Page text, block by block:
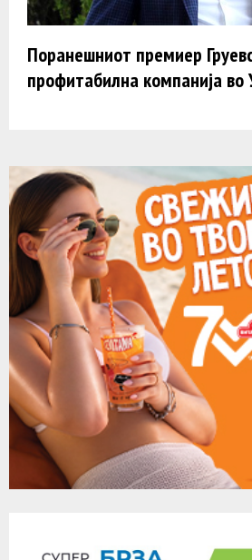
Поранешниот премиер
профитабилна компанија во